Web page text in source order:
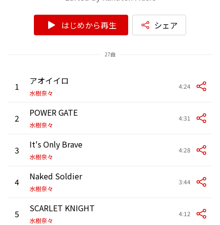
はじめから再生 シェア
27曲
1 アオイイロ
水樹奈々
4:24
2 POWER GATE
水樹奈々
4:31
3 It's Only Brave
水樹奈々
4:28
4 Naked Soldier
水樹奈々
3:44
5 SCARLET KNIGHT
水樹奈々
4:12